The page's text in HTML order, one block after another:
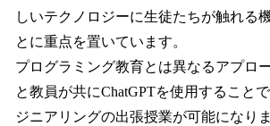
しいテクノロジーに生徒たちが触れる
とに重点を置いています。
プログラミング教育とは異なるアプロ
と教員が共にChatGPTを使用すること
ジニアリングの出張授業が可能になりま